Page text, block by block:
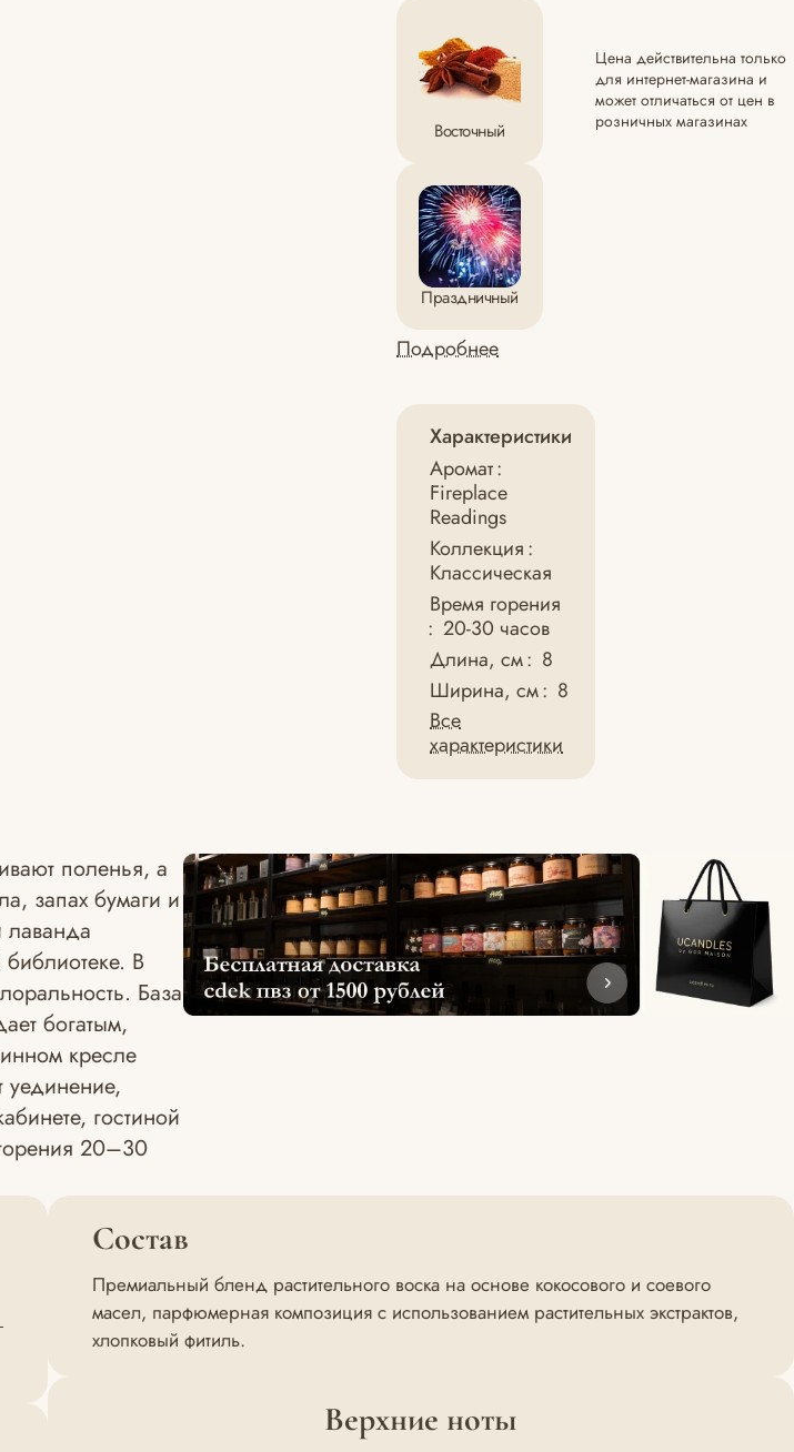
Восточный
Праздничный
Подробнее
Характеристики
Аромат:
Fireplace
Readings
Коллекция:
Классическая
Время горения
: 20-30 часов
Длина, см: 8
Ширина, см: 8
Все
характеристики
Цена действительна только
для интернет-магазина и
может отличаться от цен в
розничных магазинах
поленья, а
запах бумаги и
лаванда
В
База
богатым,
кресле
уединение,
гостиной
20–30
Состав
Премиальный бленд растительного воска на основе кокосового и соевого
масел, парфюмерная композиция с использованием растительных экстрактов,
хлопковый фитиль.
Верхние ноты